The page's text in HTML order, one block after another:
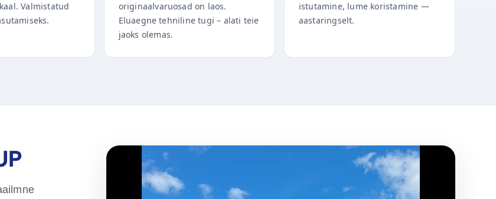
Valmistatud
originaalvaruosad on laos.
Eluaegne tehniline tugi – alati teie
jaoks olemas.
istutamine, lume koristamine —
aastaringselt.